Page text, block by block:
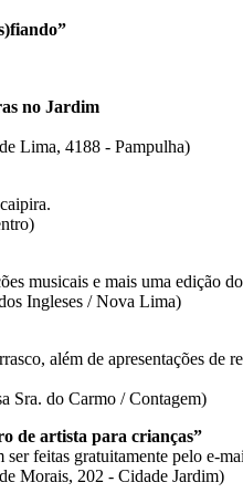
no Jardim
Lima, 4188 - Pampulha)
musicais e mais uma edição
Ingleses / Nova Lima)
além de apresentações de
Sra. do Carmo / Contagem)
de artista para crianças”
feitas gratuitamente pelo e-
Morais, 202 - Cidade Jardim)